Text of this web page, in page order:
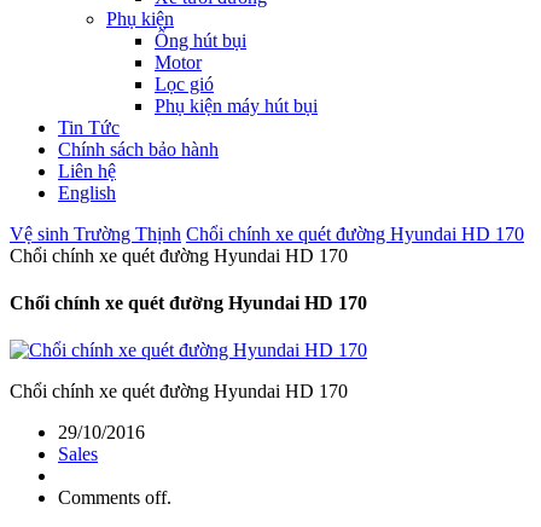
Phụ kiện
Ống hút bụi
Motor
Lọc gió
Phụ kiện máy hút bụi
Tin Tức
Chính sách bảo hành
Liên hệ
English
Vệ sinh Trường Thịnh Chổi chính xe quét đường Hyundai HD 170
Chổi chính xe quét đường Hyundai HD 170
Chổi chính xe quét đường Hyundai HD 170
Chổi chính xe quét đường Hyundai HD 170
29/10/2016
Sales
Comments off.